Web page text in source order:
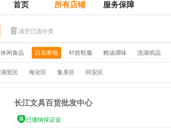
首页 所有店铺 服务保障
清空已选分类
休闲食品 日杂家电 针纺鞋服 粮油调味 洗涤纸品
湖里区 海沧区 集美区 同安区
长江文具百货批发中心
已缴纳保证金